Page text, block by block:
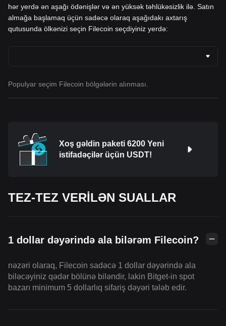
hər yerdə ən aşağı ödənişlər və ən yüksək təhlükəsizlik ilə. Satın
almağa başlamaq üçün sadəcə olaraq aşağıdakı axtarış
qutusunda ölkənizi seçin Filecoin seçdiyiniz yerdə:
Populyar seçim Filecoin bölgələrin alınması.
Xoş gəldin paketi 6200 Yeni
istifadəçilər üçün USDT!
TEZ-TEZ VERİLƏN SUALLAR
1 dollar dəyərində ala bilərəm Filecoin?
nəzəri olaraq, Filecoin sadəcə 1 dollar dəyərində ala
biləcəyiniz qədər bölünə biləndir, lakin Bitget-in spot
bazarı minimum 5 dollarlıq sifariş dəyəri tələb edir.